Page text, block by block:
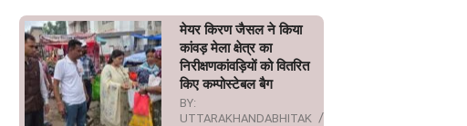
मेयर किरण जैसल ने किया
कांवड़ मेला क्षेत्र का
निरीक्षणकांवड़ियों को वितरित
किए कम्पोस्टेबल बैग
BY:
UTTARAKHANDABHITAK